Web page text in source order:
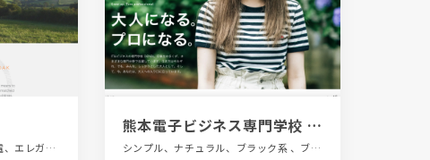
インテリア・家具・雑貨・家電、エレガント、オレンジ系、カラフル、コーポレートサイト、シンプル、ナチュラル、ブランド・サービスサイト、ホワイト系、大きめ写真、建設・住宅・不動産、海外サイト
熊本電子ビジネス専門学校 | IT・医療事務・ビジネスを学ぶなら
シンプル、ナチュラル、ブラック系 、ブルー系、モーション多め、大きめ写真、教育・学校、施設・店舗サイト